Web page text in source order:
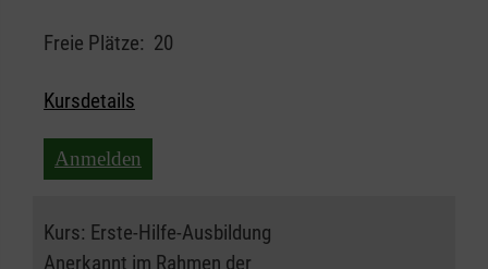
Freie Plätze: 20
Kursdetails
Anmelden
Kurs: Erste-Hilfe-Ausbildung
Anerkannt im Rahmen der